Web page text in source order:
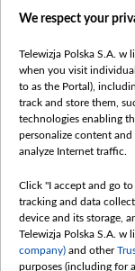
We respect your
Telewizja Polska S.A. w
when you visit
to as the Portal),
track and store them,
technologies enabling
personalize content and
analyze Internet traffic.
Click "I accept and go
tracking and data
device and its storage,
Telewizja Polska S.A. w
company) and other
purposes (including for